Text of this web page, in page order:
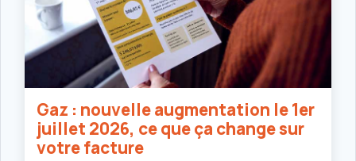
Gaz : nouvelle augmentation le 1er
juillet 2026, ce que ça change sur
votre facture